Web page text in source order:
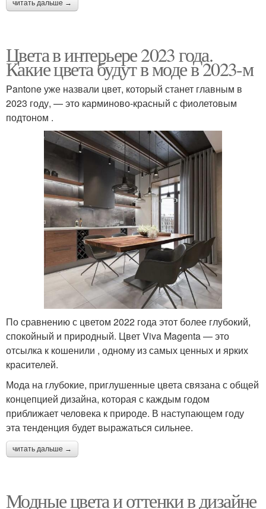
читать дальше →
Цвета в интерьере 2023 года.
Какие цвета будут в моде в 2023-м
Pantone уже назвали цвет, который станет главным в
2023 году, — это карминово-красный с фиолетовым
подтоном .
По сравнению с цветом 2022 года этот более глубокий,
спокойный и природный. Цвет Viva Magenta — это
отсылка к кошенили , одному из самых ценных и ярких
красителей.
Мода на глубокие, приглушенные цвета связана с общей
концепцией дизайна, которая с каждым годом
приближает человека к природе. В наступающем году
эта тенденция будет выражаться сильнее.
читать дальше →
Модные цвета и оттенки в дизайне